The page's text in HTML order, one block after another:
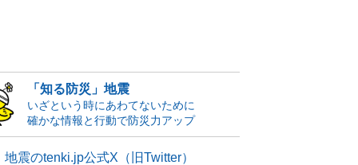
「知る防災」地震
いざという時にあわてないために
確かな情報と行動で防災力アップ
地震のtenki.jp公式X（旧Twitter）